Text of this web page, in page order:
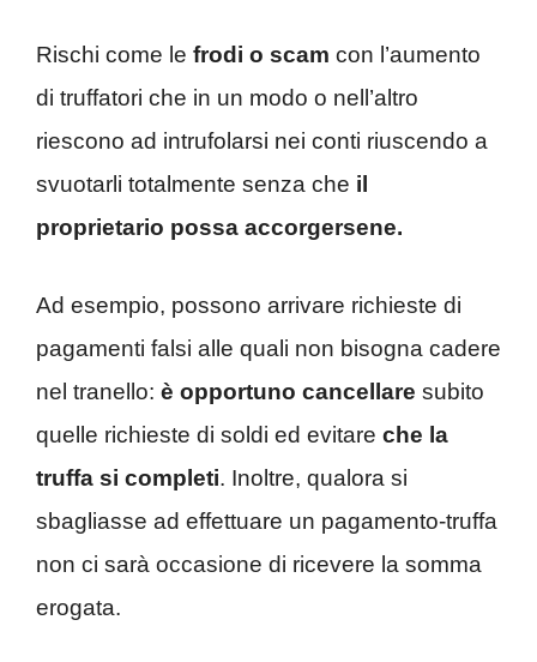
Rischi come le frodi o scam con l’aumento
di truffatori che in un modo o nell’altro
riescono ad intrufolarsi nei conti riuscendo a
svuotarli totalmente senza che il
proprietario possa accorgersene.
Ad esempio, possono arrivare richieste di
pagamenti falsi alle quali non bisogna cadere
nel tranello: è opportuno cancellare subito
quelle richieste di soldi ed evitare che la
truffa si completi. Inoltre, qualora si
sbagliasse ad effettuare un pagamento-truffa
non ci sarà occasione di ricevere la somma
erogata.